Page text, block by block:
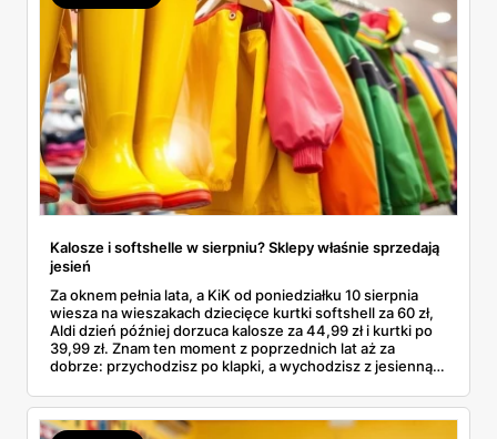
Kalosze i softshelle w sierpniu? Sklepy właśnie sprzedają
jesień
Za oknem pełnia lata, a KiK od poniedziałku 10 sierpnia
wiesza na wieszakach dziecięce kurtki softshell za 60 zł,
Aldi dzień później dorzuca kalosze za 44,99 zł i kurtki po
39,99 zł. Znam ten moment z poprzednich lat aż za
dobrze: przychodzisz po klapki, a wychodzisz z jesienną
pojawi się w gazetkach w przyszłym tygodniu i czy jest
sens kupować jesień, zanim skończą się wakacje.